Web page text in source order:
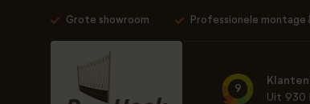
Grote showroom Professionele montage
9
Uit 930